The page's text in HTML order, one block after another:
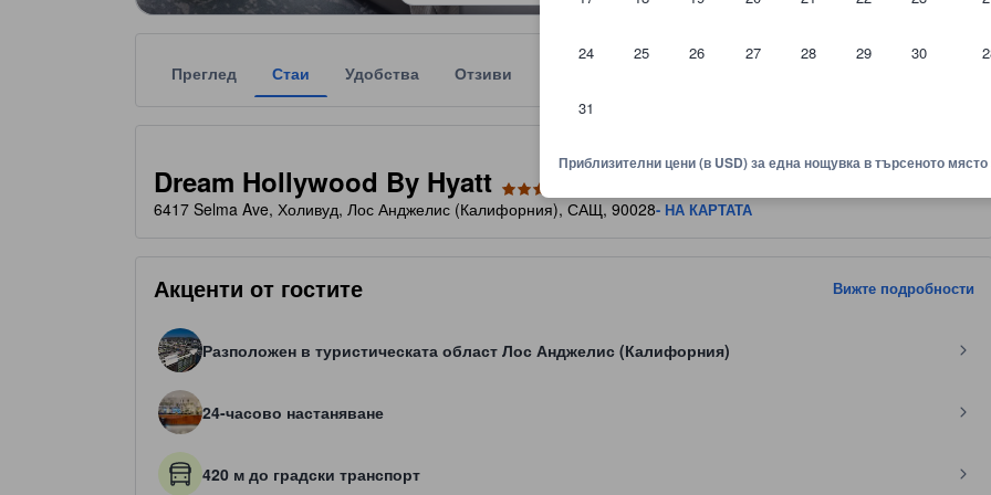
24 25 26 27 28 29 30
31
Приблизителни цени (в USD) за една нощувка в търсеното място
Преглед Стаи Удобства Отзиви
Dream Hollywood By Hyatt
6417 Selma Ave, Холивуд, Лос Анджелис (Калифорния), САЩ, 90028- НА КАРТАТА
Акценти от гостите Вижте подробности
Разположен в туристическата област Лос Анджелис (Калифорния)
24-часово настаняване
420 м до градски транспорт